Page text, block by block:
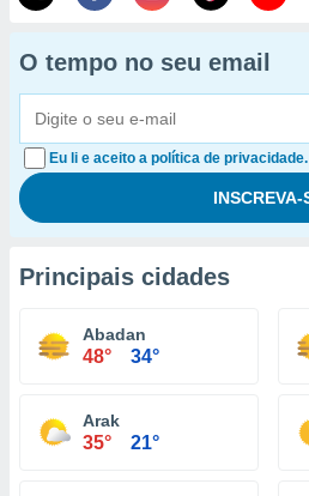
O tempo no seu email
Eu li e aceito a política de privacidade.
Principais cidades
Abadan
48° 34°
Arak
35° 21°